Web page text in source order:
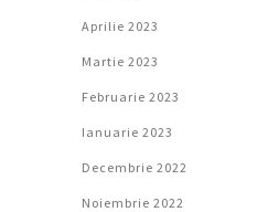
Aprilie 2023
Martie 2023
Februarie 2023
Ianuarie 2023
Decembrie 2022
Noiembrie 2022